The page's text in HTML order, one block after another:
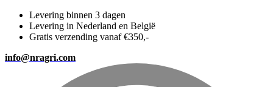
Levering binnen 3 dagen
Levering in Nederland en België
Gratis verzending vanaf €350,-
info@nragri.com